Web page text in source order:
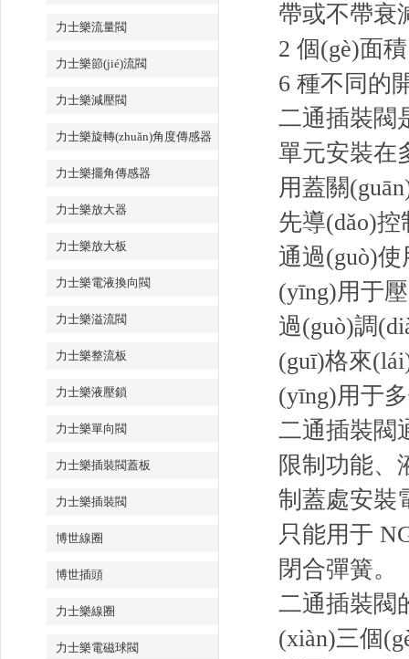
力士樂流量閥
力士樂節(jié)流閥
力士樂減壓閥
力士樂旋轉(zhuǎn)角度傳感器
力士樂擺角傳感器
力士樂放大器
力士樂放大板
力士樂電液換向閥
力士樂溢流閥
力士樂整流板
力士樂液壓鎖
力士樂單向閥
力士樂插裝閥蓋板
力士樂插裝閥
博世線圈
博世插頭
力士樂線圈
力士樂電磁球閥
帶或不帶衰
2 個(gè)面
6 種不同的
二通插裝閥
單元安裝在
用蓋關
先導(dǎo)
通過(guò)
(yīng)用于
過(guò)調
(guī)格來
(yīng)用于
二通插裝閥
限制功能、
制蓋處安裝
只能用于
閉合彈簧。
二通插裝閥
(xiàn)三個